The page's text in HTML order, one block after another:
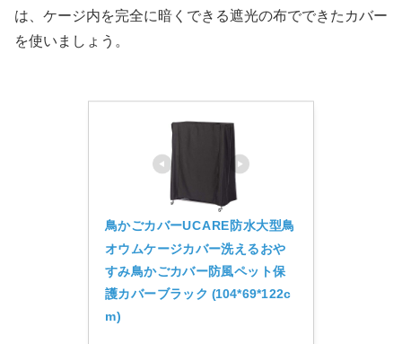
は、ケージ内を完全に暗くできる遮光の布でできたカバー
を使いましょう。
鳥かごカバーUCARE防水大型鳥
オウムケージカバー洗えるおや
すみ鳥かごカバー防風ペット保
護カバーブラック (104*69*122c
m)